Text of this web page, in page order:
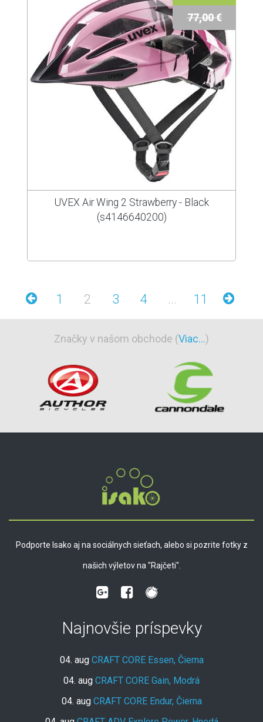
77,00 €
UVEX Air Wing 2 Strawberry - Black
(s4146640200)
1 2 3 4 ... 11
Značky v našom obchode (Viac...)
Podporte Isako aj na sociálnych sieťach, alebo si pozrite fotky z
našich výletov na "Rajčeti".
Najnovšie príspevky
04. aug CRAFT CORE Essen, Čierna
04. aug CRAFT CORE Gain, Modrá
04. aug CRAFT CORE Endur, Čierna